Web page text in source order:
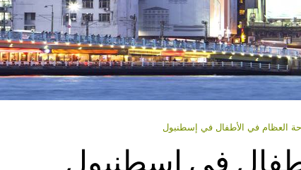
العظام في الأطفال في إسطنبول